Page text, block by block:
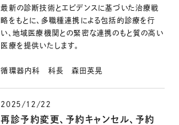
最新の診断技術とエビデンスに基づいた治療戦
略をもとに、多職種連携による包括的診療を行
い、地域医療機関との緊密な連携のもと質の高い
医療を提供いたします。
循環器内科 科長 森田英晃
2025/12/22
再診予約変更、予約キャンセル、予約